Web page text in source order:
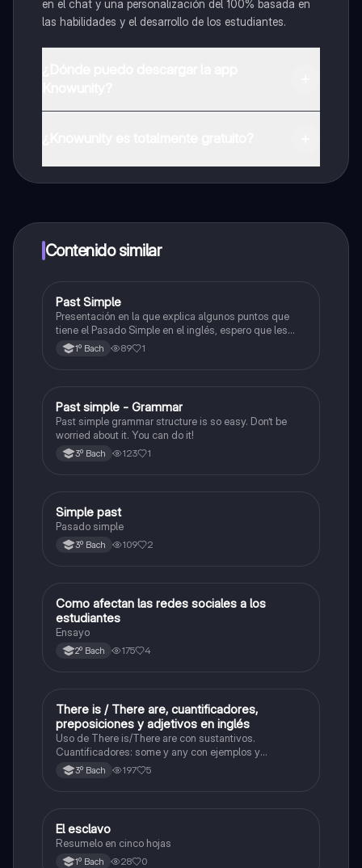
en el chat y una personalización del 100% basada en
las habilidades y el desarrollo de los estudiantes.
a determinadas funciones.
Contenido similar
Inglés
Past Simple
Presentación en la que explica algunos puntos que
tiene el Pasado Simple en el inglés, espero que les
ayude a todos aquellos que lo ocupan 😁
1º Bach 89 1
Inglés
Past simple - Grammar
Past simple grammar structure is so easy. Don’t be
worried about it. You can do it!
3º Bach 123 1
Inglés
Simple past
Pasado simple
3º Bach 109 2
Taller de lectura y redacción
Como afectan las redes sociales a los
estudiantes
Ensayo
2º Bach 175 4
Inglés
There is / There are, cuantificadores,
preposiciones y adjetivos en inglés
Uso de There is/There are con sustantivos.
Cuantificadores: some y any con ejemplos y
particularidades. Adjetivos: posición en la oración y
ejemplos reales. Preposiciones de tiempo y lugar (in,
3º Bach 197 5
Literatura
El esclavo
Resumelo en cinco hojas
1º Bach 28 0